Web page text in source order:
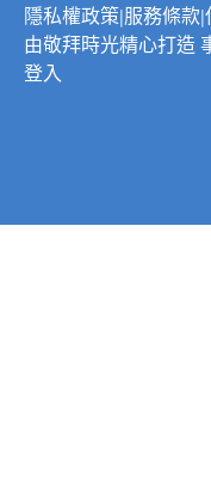
隱私權政策|服務條款|
由敬拜時光精心打造
登入